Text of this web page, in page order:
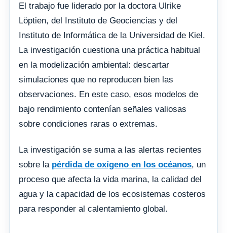
El trabajo fue liderado por la doctora Ulrike
Löptien, del Instituto de Geociencias y del
Instituto de Informática de la Universidad de Kiel.
La investigación cuestiona una práctica habitual
en la modelización ambiental: descartar
simulaciones que no reproducen bien las
observaciones. En este caso, esos modelos de
bajo rendimiento contenían señales valiosas
sobre condiciones raras o extremas.
La investigación se suma a las alertas recientes
sobre la pérdida de oxígeno en los océanos, un
proceso que afecta la vida marina, la calidad del
agua y la capacidad de los ecosistemas costeros
para responder al calentamiento global.